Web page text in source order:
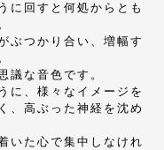
に回すと何処からとも
ぶつかり合い、増幅す
議な音色です。
に、様々なイメージを
、高ぶった神経を沈め
いた心で集中しなけれ